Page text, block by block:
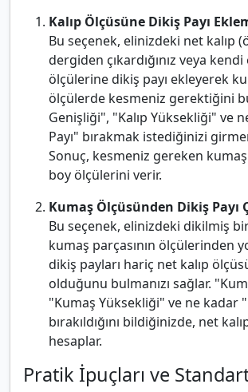
Kalıp Ölçüsüne Dikiş Payı
Bu seçenek, elinizdeki net kalıp
dergiden çıkardığınız veya
ölçülerine dikiş payı ekleyerek
ölçülerde kesmeniz gerektiğini
Genişliği", "Kalıp Yüksekliği" ve
Payı" bırakmak istediğinizi
Sonuç, kesmeniz gereken
boy ölçülerini verir.
Kumaş Ölçüsünden Dikiş Payı
Bu seçenek, elinizdeki dikilmiş
kumaş parçasının ölçülerinden
dikiş payları hariç net kalıp
olduğunu bulmanızı sağlar.
"Kumaş Yüksekliği" ve ne kadar
bırakıldığını bildiğinizde, net
hesaplar.
Pratik İpuçları ve